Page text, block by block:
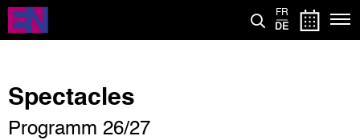
Direkt
zum
Inhalt
FR
DE
Spectacles
Programm 26/27